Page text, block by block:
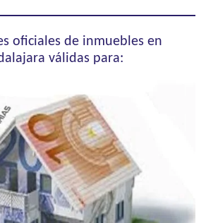
oficiales de inmuebles en
válidas para: